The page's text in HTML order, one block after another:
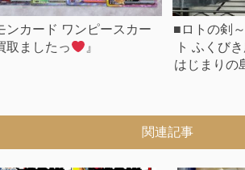
ンカード ワンピースカー
ましたっ
』
■ロトの剣
ト ふくび
はじまりの
関連記事